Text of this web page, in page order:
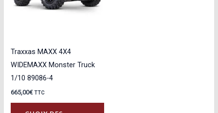
Traxxas MAXX 4X4
WIDEMAXX Monster Truck
1/10 89086-4
665,00€ TTC
Ce